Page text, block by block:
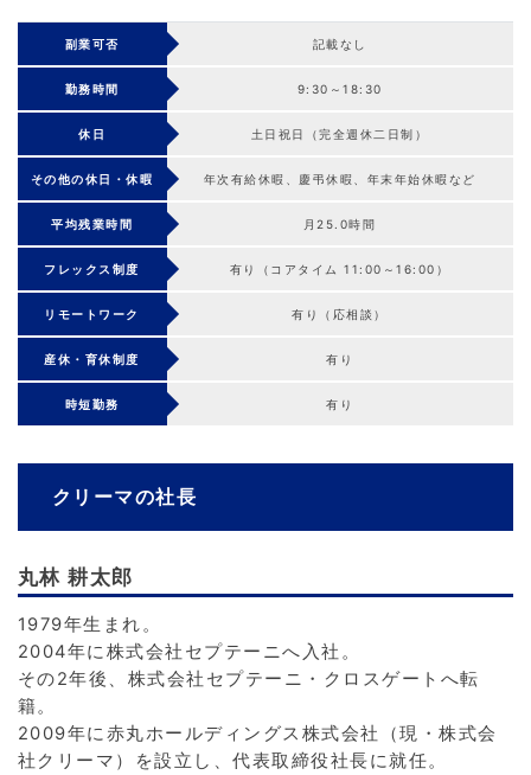
副業可否 記載なし
勤務時間 9:30～18:30
休日 土日祝日（完全週休二日制）
その他の休日・休暇 年次有給休暇、慶弔休暇、年末年始休暇など
平均残業時間 月25.0時間
フレックス制度 有り（コアタイム 11:00～16:00）
リモートワーク 有り（応相談）
産休・育休制度 有り
時短勤務 有り
クリーマの社長
丸林 耕太郎
1979年生まれ。
2004年に株式会社セプテーニへ入社。
その2年後、株式会社セプテーニ・クロスゲートへ転
籍。
2009年に赤丸ホールディングス株式会社（現・株式会
社クリーマ）を設立し、代表取締役社長に就任。